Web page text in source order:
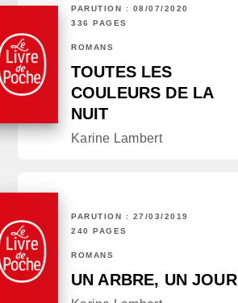
PARUTION : 08/07/2020
336 PAGES
ROMANS
TOUTES LES
COULEURS DE LA
NUIT
Karine Lambert
PARUTION : 27/03/2019
240 PAGES
ROMANS
UN ARBRE, UN JOUR